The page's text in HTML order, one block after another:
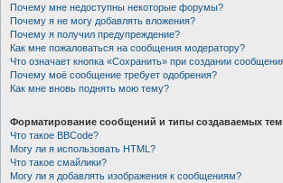
Почему мне недоступны некоторые форумы?
Почему я не могу добавлять вложения?
Почему я получил предупреждение?
Как мне пожаловаться на сообщения модератору?
Что означает кнопка «Сохранить» при создании
Почему моё сообщение требует одобрения?
Как мне вновь поднять мою тему?
Форматирование сообщений и типы создаваемых тем
Что такое BBCode?
Могу ли я использовать HTML?
Что такое смайлики?
Могу ли я добавлять изображения к сообщениям?